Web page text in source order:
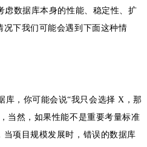
虑数据库本身的性能、稳定性、扩
下我们可能会遇到下面这种情
库，你可能会说“我只会选择 X，那
当然，如果性能不是重要考量标准
项目规模发展时，错误的数据库